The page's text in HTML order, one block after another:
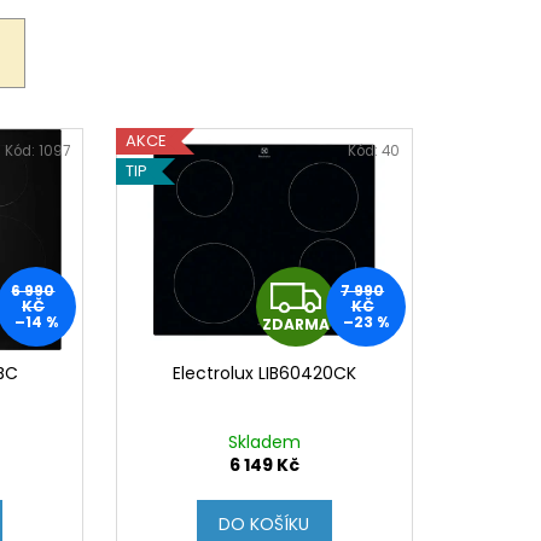
6 990
KČ
–14 %
Kód: 1097
AKCE
TIP
Z
D
M
ZDARMA
7 990
KČ
–23 %
Electrolux LIB60420CK
Skladem
6 149 Kč
DO KOŠÍKU
Kód: 40